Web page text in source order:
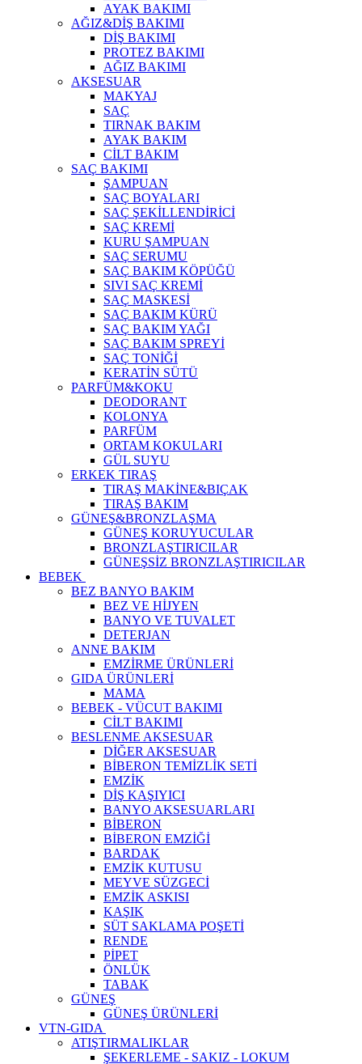
AYAK BAKIMI
AĞIZ&DİŞ BAKIMI
DİŞ BAKIMI
PROTEZ BAKIMI
AĞIZ BAKIMI
AKSESUAR
MAKYAJ
SAÇ
TIRNAK BAKIM
AYAK BAKIM
CİLT BAKIM
SAÇ BAKIMI
ŞAMPUAN
SAÇ BOYALARI
SAÇ ŞEKİLLENDİRİCİ
SAÇ KREMİ
KURU ŞAMPUAN
SAÇ SERUMU
SAÇ BAKIM KÖPÜĞÜ
SIVI SAÇ KREMİ
SAÇ MASKESİ
SAÇ BAKIM KÜRÜ
SAÇ BAKIM YAĞI
SAÇ BAKIM SPREYİ
SAÇ TONİĞİ
KERATİN SÜTÜ
PARFÜM&KOKU
DEODORANT
KOLONYA
PARFÜM
ORTAM KOKULARI
GÜL SUYU
ERKEK TIRAŞ
TIRAŞ MAKİNE&BIÇAK
TIRAŞ BAKIM
GÜNEŞ&BRONZLAŞMA
GÜNEŞ KORUYUCULAR
BRONZLAŞTIRICILAR
GÜNEŞSİZ BRONZLAŞTIRICILAR
BEBEK
BEZ BANYO BAKIM
BEZ VE HİJYEN
BANYO VE TUVALET
DETERJAN
ANNE BAKIM
EMZİRME ÜRÜNLERİ
GIDA ÜRÜNLERİ
MAMA
BEBEK - VÜCUT BAKIMI
CİLT BAKIMI
BESLENME AKSESUAR
DİĞER AKSESUAR
BİBERON TEMİZLİK SETİ
EMZİK
DİŞ KAŞIYICI
BANYO AKSESUARLARI
BİBERON
BİBERON EMZİĞİ
BARDAK
EMZİK KUTUSU
MEYVE SÜZGECİ
EMZİK ASKISI
KAŞIK
SÜT SAKLAMA POŞETİ
RENDE
PİPET
ÖNLÜK
TABAK
GÜNEŞ
GÜNEŞ ÜRÜNLERİ
VTN-GIDA
ATIŞTIRMALIKLAR
ŞEKERLEME - SAKIZ - LOKUM